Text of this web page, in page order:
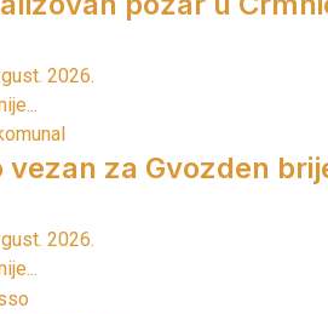
2026.
vezan za Gvozden
2026.